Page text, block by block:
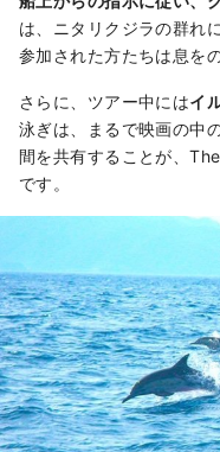
は、ニタリクジラの群れ
参加された方たちは息を
さらに、ツアー中にはイ
泳ぎは、まるで映画の中
間を共有することが、
です。